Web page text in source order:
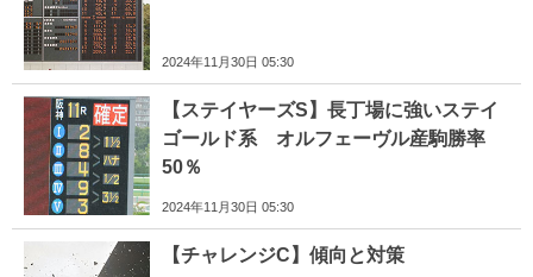
2024年11月30日 05:30
【ステイヤーズS】長丁場に強いステイ
ゴールド系 オルフェーヴル産駒勝率
50％
2024年11月30日 05:30
【チャレンジC】傾向と対策